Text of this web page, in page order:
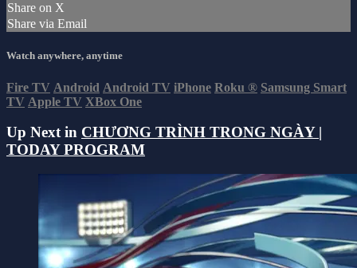
Share on X
Share via Email
Watch anywhere, anytime
Fire TV Android Android TV iPhone Roku ® Samsung Smart
TV Apple TV XBox One
Up Next in CHƯƠNG TRÌNH TRONG NGÀY |
TODAY PROGRAM